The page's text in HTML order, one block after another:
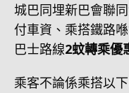
城巴同埋新巴會聯
付車資、乘搭鐵路
巴士路線2蚊轉乘優
乘客不論係乘搭以